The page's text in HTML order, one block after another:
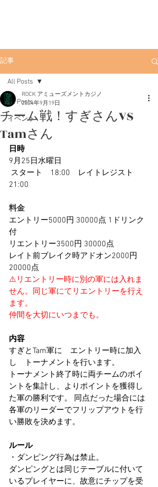
記事
All Posts
イベント
All Posts
チーム戦！すぎさんVS
Tamさん
ROCK アミューズメントカジノ
2024年9月19日
日時
9月25日水曜日
スタート　18:00　レイトレジスト
21:00
料金
エントリー5000円 30000点 1ドリンク
付
リエントリー3500円 30000点
レイト前ブレイク時アドオン2000円
20000点
⚠️リエントリー時に別の軍には入れま
せん。同じ軍にてリエントリーを行え
ます。
仲間を大切にいつまでも。
内容
すぎとTam軍に　エントリー時に加入
し　トーナメントを行います。
トーナメント終了時に両チームのポイ
ントを集計し、よりポイントを獲得し
た軍の勝利です。 同点だった場合には
各軍のリーダーでフリップアウトを行
い勝敗を決めます。
ルール
・ダンピング行為は禁止。
ダンピングとは同じテーブルに付いて
いるプレイヤーに、故意にチップを受